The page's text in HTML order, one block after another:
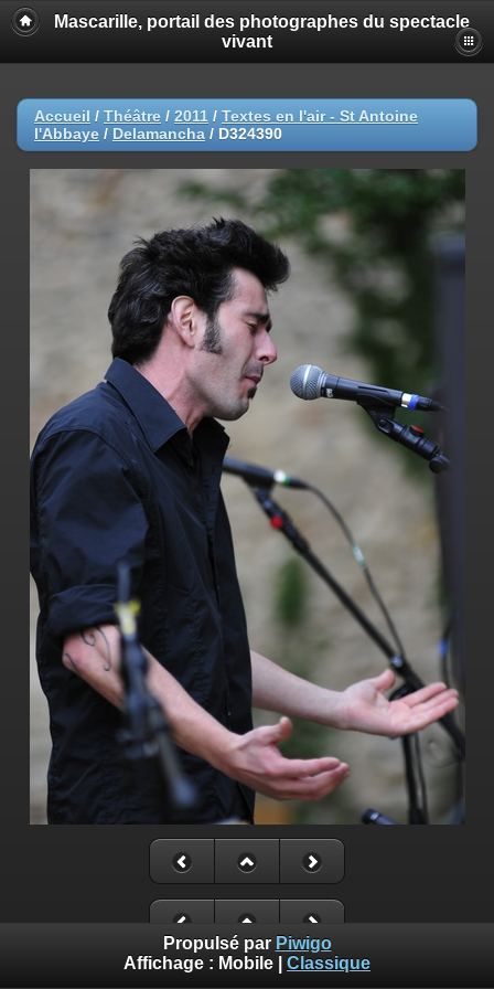
Mascarille, portail des photographes du spectacle
vivant
Accueil / Théâtre / 2011 / Textes en l'air - St Antoine
l'Abbaye / Delamancha / D324390
Propulsé par Piwigo
Affichage : Mobile Classique